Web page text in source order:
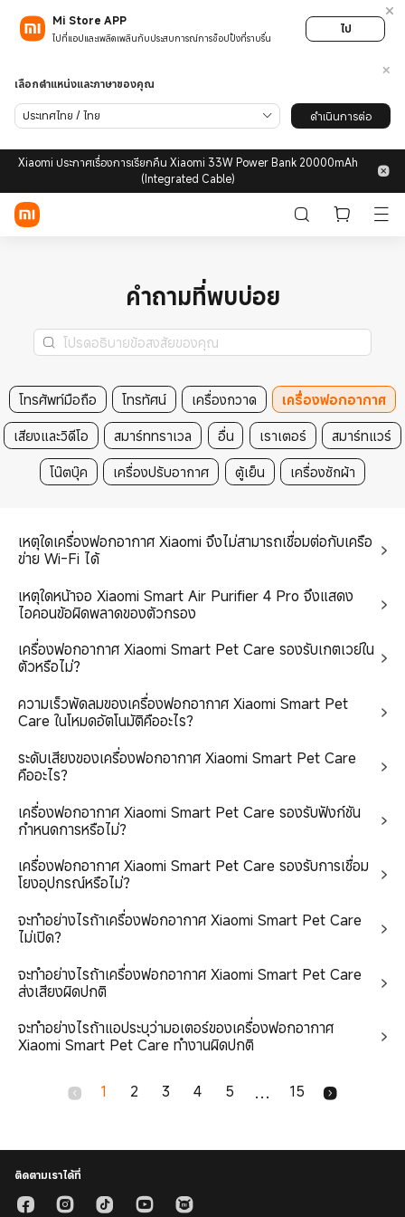
Mi Store APP
ไปที่แอปและเพลิดเพลินกับประสบการณ์การช็อปปิ้งที่ราบรื่น
ไป
โทรศัพท์มือถือ
ไลฟ์สไตล์
POCO
บริการช่วยเหลือ
คอมมูนิตี้
ข้อกำหนดในการใช้งานสำหรับ
mi.com
นโยบายการคืนสินค้าของ MI.COM
คำถามที่พบบ่อยเกี่ยวกับการชำระเงิน
และใบแจ้งหนี้ ภาษาไทย
ประกัน
ข้อกำหนดและเงื่อนไขบริการพิเศษวีไอ
การแลกสิทธิประโยชน์ VIP
เกี่ยวกับเรา
นโยบายความเป็นส่วนตัว
Trust Center
ติดต่อเรา
โทรหาเรา: 1800014171 (จ.-ส.,
บริการช่วยเหลือ
เลือกตำแหน่งและภาษาของคุณ
ประเทศไทย / ไทย ดำเนินการต่อ
Xiaomi ประกาศเรื่องการเรียกคืน Xiaomi 33W Power Bank 20000mAh
(Integrated Cable)
คำถามที่พบบ่อย
โทรศัพท์มือถือ โทรทัศน์ เครื่องกวาด
เครื่องฟอกอากาศ
เสียงและวิดีโอ
สมาร์ททราเวล อื่น เราเตอร์
สมาร์ทแวร์
โน๊ตบุ๊ค
เครื่องปรับอากาศ ตู้เย็น เครื่องซักผ้า
เหตุใดเครื่องฟอกอากาศ Xiaomi จึงไม่สามารถเชื่อมต่อกับเครือ
ข่าย Wi-Fi ได้
เหตุใดหน้าจอ Xiaomi Smart Air Purifier 4 Pro จึงแสดง
ไอคอนข้อผิดพลาดของตัวกรอง
เครื่องฟอกอากาศ Xiaomi Smart Pet Care รองรับเกตเวย์ใน
ตัวหรือไม่?
ความเร็วพัดลมของเครื่องฟอกอากาศ Xiaomi Smart Pet
Care ในโหมดอัตโนมัติคืออะไร?
ระดับเสียงของเครื่องฟอกอากาศ Xiaomi Smart Pet Care
คืออะไร?
เครื่องฟอกอากาศ Xiaomi Smart Pet Care รองรับฟังก์ชัน
กําหนดการหรือไม่?
เครื่องฟอกอากาศ Xiaomi Smart Pet Care รองรับการเชื่อม
โยงอุปกรณ์หรือไม่?
จะทําอย่างไรถ้าเครื่องฟอกอากาศ Xiaomi Smart Pet Care
ไม่เปิด?
จะทําอย่างไรถ้าเครื่องฟอกอากาศ Xiaomi Smart Pet Care
ส่งเสียงผิดปกติ
จะทําอย่างไรถ้าแอประบุว่ามอเตอร์ของเครื่องฟอกอากาศ
Xiaomi Smart Pet Care ทํางานผิดปกติ
1 2 3 4 5 ... 15
ติดตามเราได้ที่